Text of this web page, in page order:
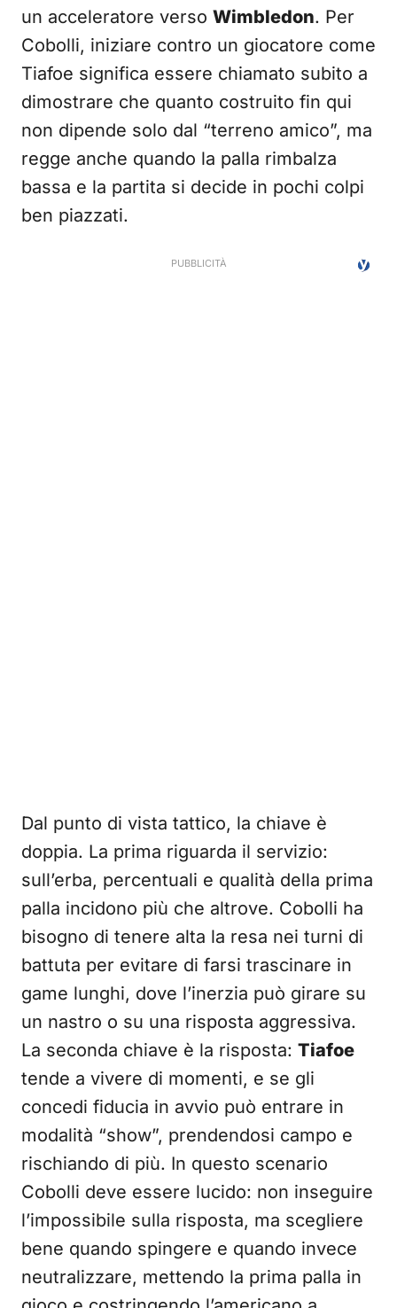
un acceleratore verso Wimbledon. Per
Cobolli, iniziare contro un giocatore come
Tiafoe significa essere chiamato subito a
dimostrare che quanto costruito fin qui
non dipende solo dal “terreno amico”, ma
regge anche quando la palla rimbalza
bassa e la partita si decide in pochi colpi
ben piazzati.
Dal punto di vista tattico, la chiave è
doppia. La prima riguarda il servizio:
sull’erba, percentuali e qualità della prima
palla incidono più che altrove. Cobolli ha
bisogno di tenere alta la resa nei turni di
battuta per evitare di farsi trascinare in
game lunghi, dove l’inerzia può girare su
un nastro o su una risposta aggressiva.
La seconda chiave è la risposta: Tiafoe
tende a vivere di momenti, e se gli
concedi fiducia in avvio può entrare in
modalità “show”, prendendosi campo e
rischiando di più. In questo scenario
Cobolli deve essere lucido: non inseguire
l’impossibile sulla risposta, ma scegliere
bene quando spingere e quando invece
neutralizzare, mettendo la prima palla in